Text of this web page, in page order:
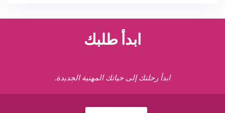
ابدأ طلبك
ابدأ رحلتك إلى حياتك المهنية الجديدة.